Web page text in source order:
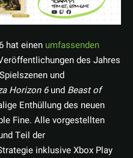
hat einen umfassenden
des Jahres
und
Horizon 6und Beast of
Enthüllung des neuen
Fine. Alle vorgestellten
Teil der
inklusive Xbox Play